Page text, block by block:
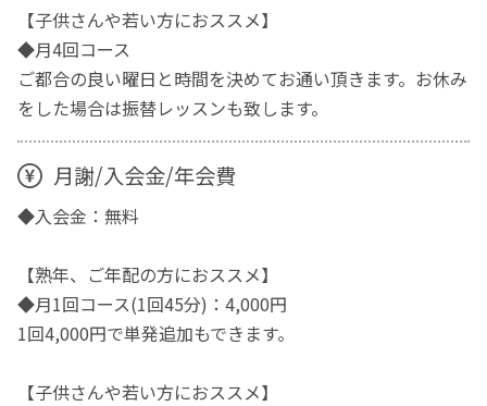
【子供さんや若い方におススメ】
◆月4回コース
ご都合の良い曜日と時間を決めてお通い頂きます。お休み
をした場合は振替レッスンも致します。
月謝/入会金/年会費
◆入会金：無料
【熟年、ご年配の方におススメ】
◆月1回コース(1回45分)：4,000円
1回4,000円で単発追加もできます。
【子供さんや若い方におススメ】